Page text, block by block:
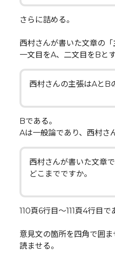
さらに詰める。
西村さんが書いた文章の「
一文目をA、二文目をBとす
西村さんの主張はAとB
Bである。
Aは一般論であり、西村さ
西村さんが書いた文章
どこまでですか。
110頁6行目～111頁4行目で
意見文の箇所を四角で囲
読ませる。